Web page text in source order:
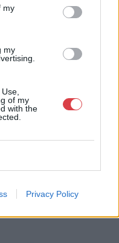
my
my
of my
with the
Privacy Policy
MŰTÁRGY
ár: 55 000Ft